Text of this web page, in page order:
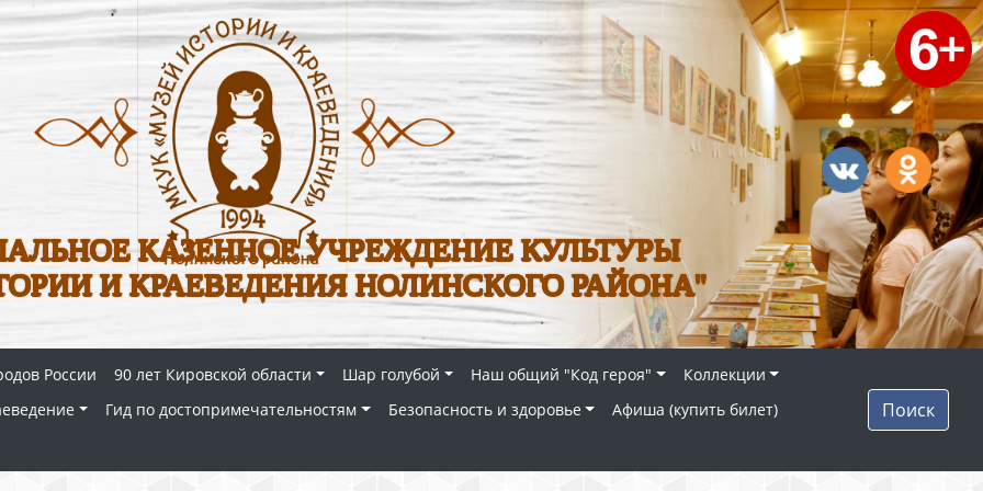
КАЗЕННОЕ УЧРЕЖДЕНИЕ КУЛЬТУРЫ
И КРАЕВЕДЕНИЯ НОЛИНСКОГО РАЙОНА"
России 90 лет Кировской области Шар голубой Наш общий "Код героя"
Коллекции
Гид по достопримечательностям Безопасность и здоровье Афиша (купить билет) Поиск